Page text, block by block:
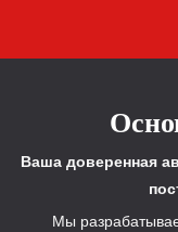
Ваша доверенная
Мы